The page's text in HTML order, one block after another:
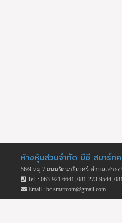
ห้างหุ้นส่วนจำกัด บีซี สมาร์ท
56/9 หมู่ 7 ถนนรัตนาธิเบศร์ ตำบลเสาธ
Tel. : 063-921-6641, 081-273-9544,
Email : bc.smartcom@gmail.com